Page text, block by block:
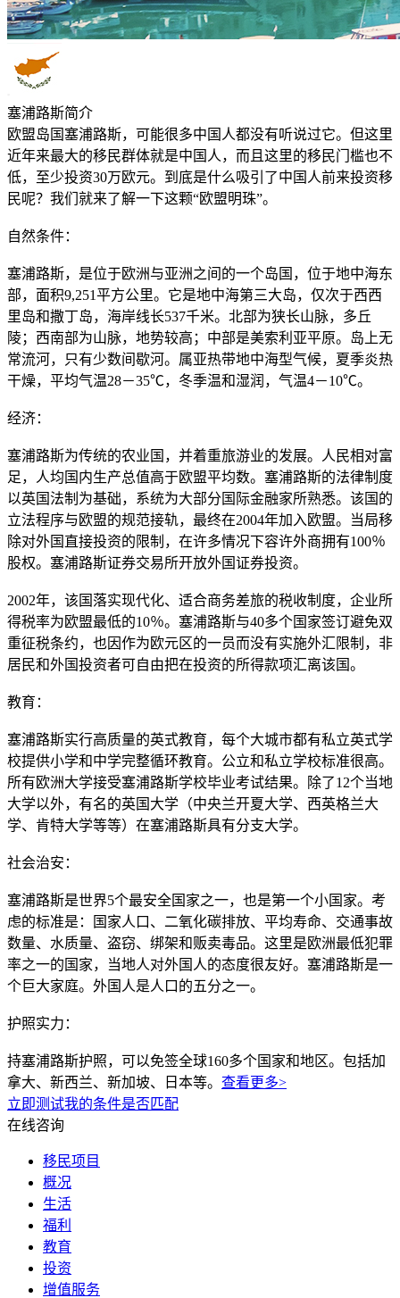
塞浦路斯简介
欧盟岛国塞浦路斯，可能很多中国人都没有听说过它。但这里
近年来最大的移民群体就是中国人，而且这里的移民门槛也不
低，至少投资30万欧元。到底是什么吸引了中国人前来投资移
民呢？我们就来了解一下这颗“欧盟明珠”。
自然条件：
塞浦路斯，是位于欧洲与亚洲之间的一个岛国，位于地中海东
部，面积9,251平方公里。它是地中海第三大岛，仅次于西西
里岛和撒丁岛，海岸线长537千米。北部为狭长山脉，多丘
陵；西南部为山脉，地势较高；中部是美索利亚平原。岛上无
常流河，只有少数间歇河。属亚热带地中海型气候，夏季炎热
干燥，平均气温28－35℃，冬季温和湿润，气温4－10℃。
经济：
塞浦路斯为传统的农业国，并着重旅游业的发展。人民相对富
足，人均国内生产总值高于欧盟平均数。塞浦路斯的法律制度
以英国法制为基础，系统为大部分国际金融家所熟悉。该国的
立法程序与欧盟的规范接轨，最终在2004年加入欧盟。当局移
除对外国直接投资的限制，在许多情况下容许外商拥有100％
股权。塞浦路斯证券交易所开放外国证券投资。
2002年，该国落实现代化、适合商务差旅的税收制度，企业所
得税率为欧盟最低的10％。塞浦路斯与40多个国家签订避免双
重征税条约，也因作为欧元区的一员而没有实施外汇限制，非
居民和外国投资者可自由把在投资的所得款项汇离该国。
教育：
塞浦路斯实行高质量的英式教育，每个大城市都有私立英式学
校提供小学和中学完整循环教育。公立和私立学校标准很高。
所有欧洲大学接受塞浦路斯学校毕业考试结果。除了12个当地
大学以外，有名的英国大学（中央兰开夏大学、西英格兰大
学、肯特大学等等）在塞浦路斯具有分支大学。
社会治安：
塞浦路斯是世界5个最安全国家之一，也是第一个小国家。考
虑的标准是：国家人口、二氧化碳排放、平均寿命、交通事故
数量、水质量、盗窃、绑架和贩卖毒品。这里是欧洲最低犯罪
率之一的国家，当地人对外国人的态度很友好。塞浦路斯是一
个巨大家庭。外国人是人口的五分之一。
护照实力：
持塞浦路斯护照，可以免签全球160多个国家和地区。包括加
拿大、新西兰、新加坡、日本等。 查看更多>
立即测试我的条件是否匹配
在线咨询
移民项目
概况
生活
福利
教育
投资
增值服务